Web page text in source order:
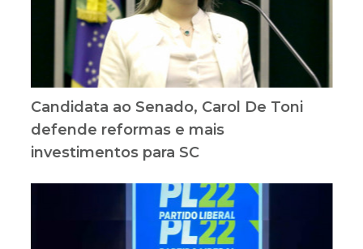
Candidata ao Senado, Carol De Toni
defende reformas e mais
investimentos para SC